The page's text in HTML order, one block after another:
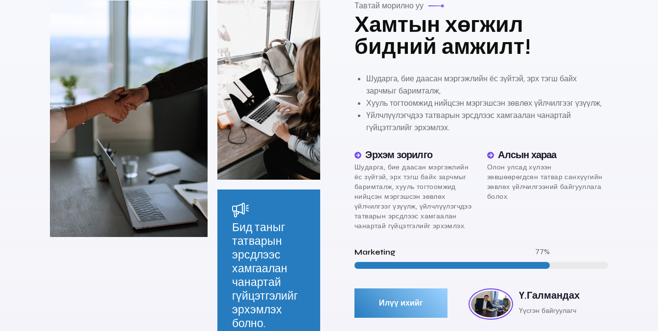
Бид таныг
татварын
эрсдлээс
хамгаалан
чанартай
гүйцэтгэлийг
эрхэмлэх
болно.
Тавтай морилно уу
Хамтын хөгжил
бидний амжилт!
Шударга, бие даасан мэргэжлийн ёс зүйтэй, эрх тэгш байх
зарчмыг баримталж,
Хууль тогтоомжид нийцсэн мэргэшсэн зөвлөх үйлчилгээг үзүүлж,
Үйлчлүүлэгчдээ татварын эрсдлээс хамгаалан чанартай
гүйцэтгэлийг эрхэмлэх.
Эрхэм зорилго
Шударга, бие даасан мэргэжлийн
ёс зүйтэй, эрх тэгш байх зарчмыг
баримталж, хууль тогтоомжид
нийцсэн мэргэшсэн зөвлөх
үйлчилгээг үзүүлж, үйлчлүүлэгчдээ
татварын эрсдлээс хамгаалан
чанартай гүйцэтгэлийг эрхэмлэх.
Алсын хараа
Олон улсад хүлээн
зөвшөөрөгдсөн татвар санхүүгийн
зөвлөх үйлчилгээний байгууллага
болох.
Marketing 77%
Илүү ихийг
Ү.Галмандах
Үүсгэн байгуулагч